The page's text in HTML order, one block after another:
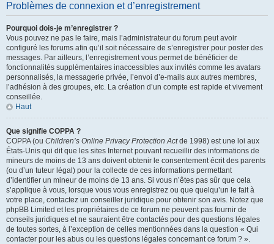
Problèmes de connexion et d’enregistrement
Pourquoi dois-je m’enregistrer ?
Vous pouvez ne pas le faire, mais l’administrateur du forum peut avoir
configuré les forums afin qu’il soit nécessaire de s’enregistrer pour poster des
messages. Par ailleurs, l’enregistrement vous permet de bénéficier de
fonctionnalités supplémentaires inaccessibles aux invités comme les avatars
personnalisés, la messagerie privée, l’envoi d’e-mails aux autres membres,
l’adhésion à des groupes, etc. La création d’un compte est rapide et vivement
conseillée.
Haut
Que signifie COPPA ?
COPPA (ou Children’s Online Privacy Protection Actde 1998) est une loi aux
États-Unis qui dit que les sites Internet pouvant recueillir des informations de
mineurs de moins de 13 ans doivent obtenir le consentement écrit des parents
(ou d’un tuteur légal) pour la collecte de ces informations permettant
d’identifier un mineur de moins de 13 ans. Si vous n’êtes pas sûr que cela
s’applique à vous, lorsque vous vous enregistrez ou que quelqu’un le fait à
votre place, contactez un conseiller juridique pour obtenir son avis. Notez que
phpBB Limited et les propriétaires de ce forum ne peuvent pas fournir de
conseils juridiques et ne sauraient être contactés pour des questions légales
de toutes sortes, à l’exception de celles mentionnées dans la question « Qui
contacter pour les abus ou les questions légales concernant ce forum ? ».